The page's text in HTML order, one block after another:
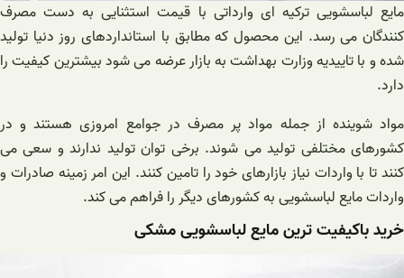
مایع لباسشویی ترکیه ای وارداتی با قیمت استثنایی به دست مصرف
کنندگان می رسد. این محصول که مطابق با استانداردهای روز دنیا تولید
شده و با تاییدیه وزارت بهداشت به بازار عرضه می شود بیشترین کیفیت را
دارد.
مواد شوینده از جمله مواد پر مصرف در جوامع امروزی هستند و در
کشورهای مختلفی تولید می شوند. برخی توان تولید ندارند و سعی می
کنند تا با واردات نیاز بازارهای خود را تامین کنند. این امر زمینه صادرات و
واردات مایع لباسشویی به کشورهای دیگر را فراهم می کند.
خرید باکیفیت ترین مایع لباسشویی مشکی